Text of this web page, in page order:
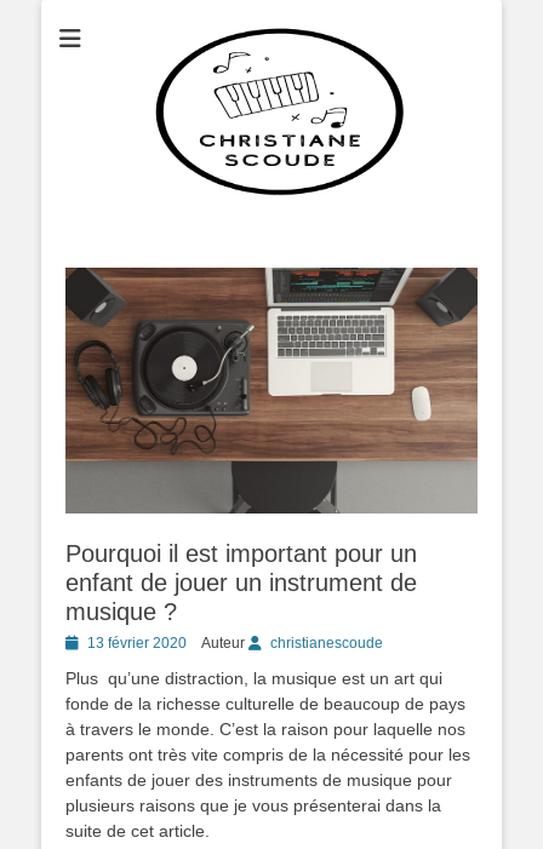
Christianescoude
Pourquoi il est important pour un
enfant de jouer un instrument de
musique ?
Posted13 février 2020 Auteur christianescoude
Plus qu’une distraction, la musique est un art qui
fonde de la richesse culturelle de beaucoup de pays
à travers le monde. C’est la raison pour laquelle nos
parents ont très vite compris de la nécessité pour les
enfants de jouer des instruments de musique pour
plusieurs raisons que je vous présenterai dans la
suite de cet article.